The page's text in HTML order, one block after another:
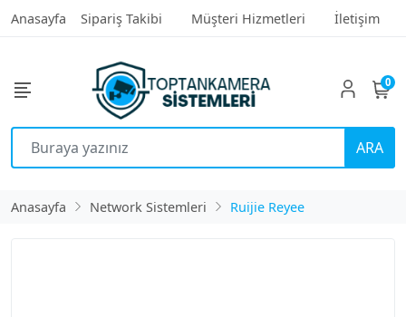
Anasayfa Sipariş Takibi Müşteri Hizmetleri İletişim
ARA
0
Anasayfa Network Sistemleri Ruijie Reyee